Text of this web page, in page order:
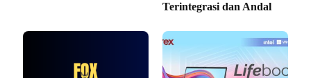
Terintegrasi dan Andal